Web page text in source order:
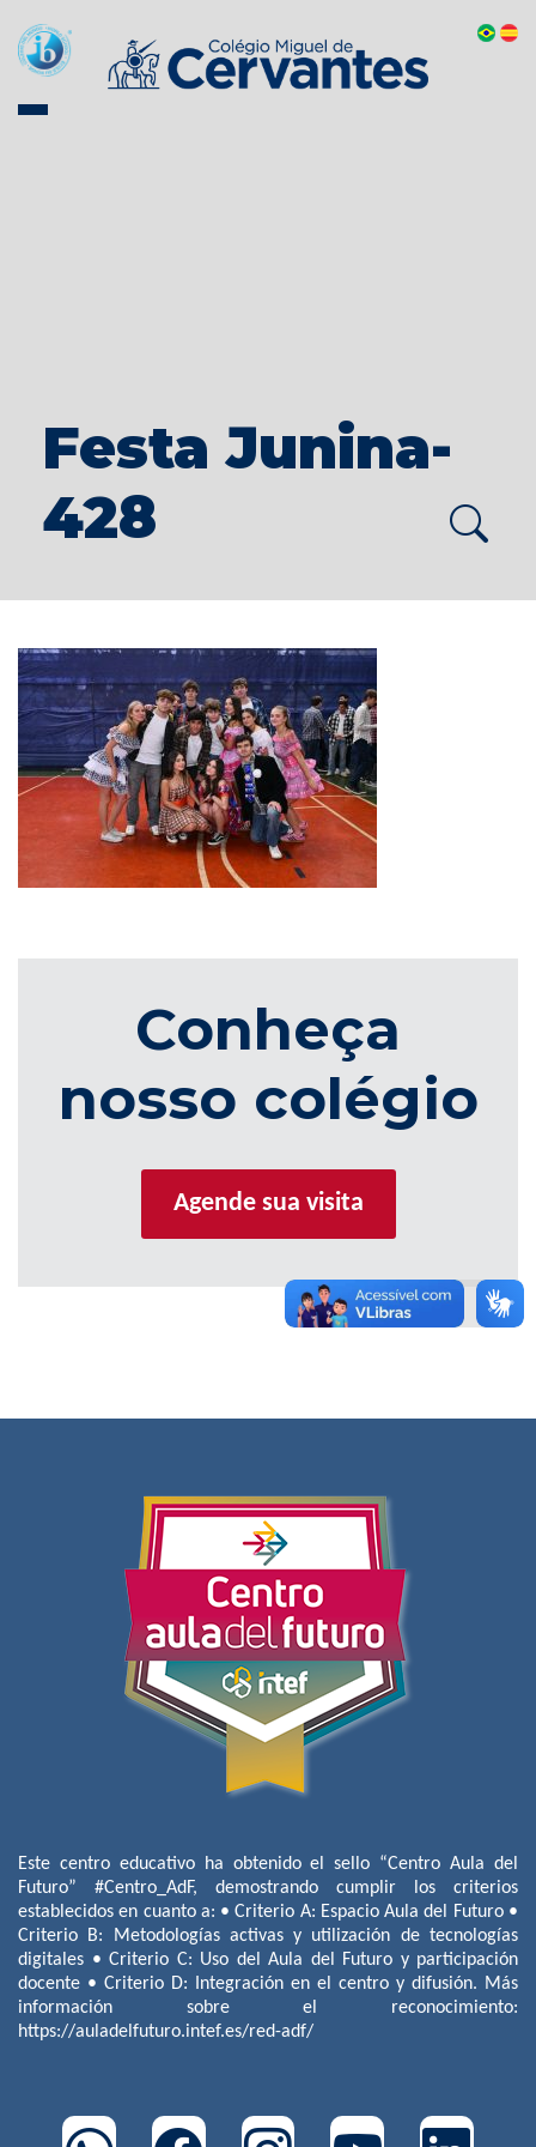
Festa Junina-
428
Conheça
nosso colégio
Agende sua visita
Este centro educativo ha obtenido el sello “Centro Aula del
Futuro” #Centro_AdF, demostrando cumplir los criterios
establecidos en cuanto a: • Criterio A: Espacio Aula del Futuro •
Criterio B: Metodologías activas y utilización de tecnologías
digitales • Criterio C: Uso del Aula del Futuro y participación
docente • Criterio D: Integración en el centro y difusión. Más
información sobre el reconocimiento:
https://auladelfuturo.intef.es/red-adf/